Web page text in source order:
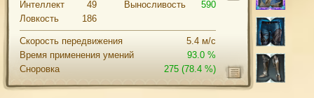
Интеллект
49
Ловкость
186
Выносливость
590
Скорость передвижения
5.4 м/с
Время применения умений
93.0 %
Сноровка
(78.4 %)
275